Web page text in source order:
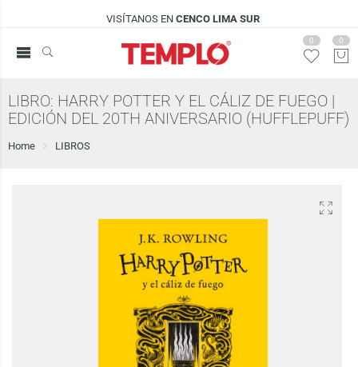
VISÍTANOS ENCENCO LIMA SUR
0 0
LIBRO: HARRY POTTER Y EL CÁLIZ DE FUEGO |
EDICIÓN DEL 20TH ANIVERSARIO (HUFFLEPUFF)
Home LIBROS